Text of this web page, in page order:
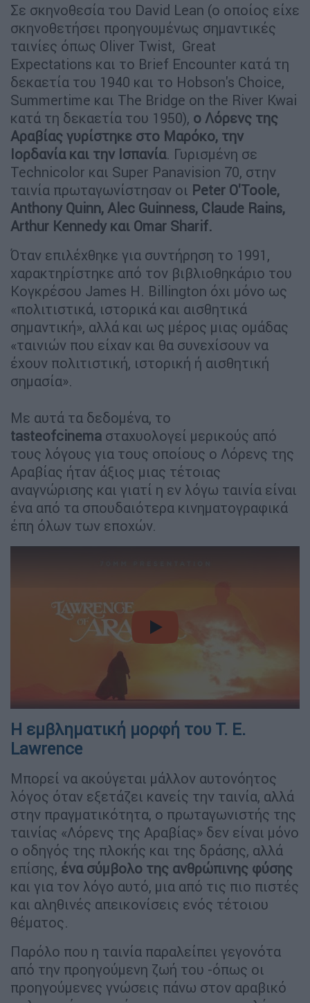
Σε σκηνοθεσία του David Lean (ο οποίος είχε
σκηνοθετήσει προηγουμένως σημαντικές
ταινίες όπως Oliver Twist, Great
Expectations και το Brief Encounter κατά τη
δεκαετία του 1940 και το Hobson's Choice,
Summertime και The Bridge on the River Kwai
κατά τη δεκαετία του 1950), ο Λόρενς της
Αραβίας γυρίστηκε στο Μαρόκο, την
Ιορδανία και την Ισπανία. Γυρισμένη σε
Technicolor και Super Panavision 70, στην
ταινία πρωταγωνίστησαν οι Peter O'Toole,
Anthony Quinn, Alec Guinness, Claude Rains,
Arthur Kennedy και Omar Sharif.
Όταν επιλέχθηκε για συντήρηση το 1991,
χαρακτηρίστηκε από τον βιβλιοθηκάριο του
Κογκρέσου James H. Billington όχι μόνο ως
«πολιτιστικά, ιστορικά και αισθητικά
σημαντική», αλλά και ως μέρος μιας ομάδας
«ταινιών που είχαν και θα συνεχίσουν να
έχουν πολιτιστική, ιστορική ή αισθητική
σημασία».
Με αυτά τα δεδομένα, το
tasteofcinema σταχυολογεί μερικούς από
τους λόγους για τους οποίους ο Λόρενς της
Αραβίας ήταν άξιος μιας τέτοιας
αναγνώρισης και γιατί η εν λόγω ταινία είναι
ένα από τα σπουδαιότερα κινηματογραφικά
έπη όλων των εποχών.
video
Η εμβληματική μορφή του T. E.
Lawrence
Μπορεί να ακούγεται μάλλον αυτονόητος
λόγος όταν εξετάζει κανείς την ταινία, αλλά
στην πραγματικότητα, ο πρωταγωνιστής της
ταινίας «Λόρενς της Αραβίας» δεν είναι μόνο
ο οδηγός της πλοκής και της δράσης, αλλά
επίσης, ένα σύμβολο της ανθρώπινης φύσης
και για τον λόγο αυτό, μια από τις πιο πιστές
και αληθινές απεικονίσεις ενός τέτοιου
θέματος.
Παρόλο που η ταινία παραλείπει γεγονότα
από την προηγούμενη ζωή του -όπως οι
προηγούμενες γνώσεις πάνω στον αραβικό